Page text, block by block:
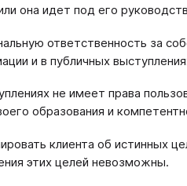
она идет под его
ответственность за
и в публичных
не имеет права
образования и
клиента об истинных
этих целей невозможны.